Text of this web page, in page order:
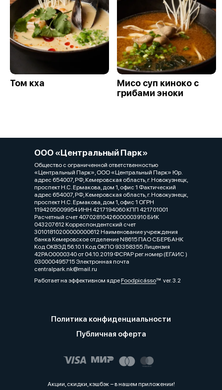
Том кха
Мисо суп киноко с
грибами эноки
ООО «Центральный Парк»
Общество с ограниченной ответственностью
«Центральный Парк», ООО «Центральный Парк» Юр.
адрес 654007, РФ, Кемеровская область, г. Новокузнецк,
проспект Н.С. Ермакова, дом 1, офис 1 Фактический
адрес 654007, РФ, Кемеровская область, г. Новокузнецк,
проспект Н.С. Ермакова, дом 1, офис 1 ОГРН
1194205009954 ИНН 4217194060 КПП 421701001
Расчетный счет 40702810426000003910 БИК
043207612 Корреспондентский счет
30101810200000000612 Наименование учреждения
банка Кемеровское отделение N8615 ПАО СБЕРБАНК
Код ОКВЭД 56.10.1 Код ОКПО 93358355 Лицензия
42РАО0000340 от 04.10.2019 ФСРАР рег.номер (ЕГАИС )
030000495715 Электронная почта
centralpark.nk@mail.ru
Работает на эффективном ядреFoodpicássover. 3.2
Политика конфиденциальности
Публичная оферта
Акции, скидки, кэшбэк − в нашем приложении!